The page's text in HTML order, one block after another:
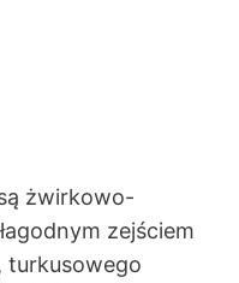
żwirkowo-
zejściem
turkusowego